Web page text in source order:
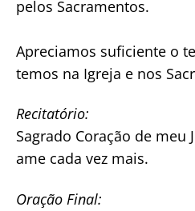
pelos Sacramentos.
Apreciamos suficiente o
temos na Igreja e nos
Recitatório:
Sagrado Coração de meu
ame cada vez mais.
Oração Final: